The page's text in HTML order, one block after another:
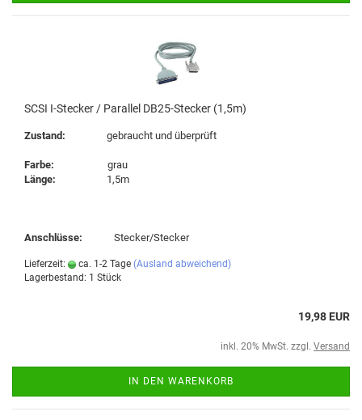
SCSI I-Stecker / Parallel DB25-Stecker (1,5m)
Zustand: gebraucht und überprüft
Farbe: grau
Länge:
1,5m
Anschlüsse: Stecker/Stecker
Lieferzeit: ca. 1-2 Tage (Ausland abweichend)
Lagerbestand: 1 Stück
19,98 EUR
inkl. 20% MwSt. zzgl. Versand
IN DEN WARENKORB